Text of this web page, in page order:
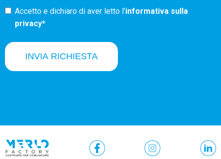
Accetto e dichiaro di aver letto l’informativa sulla
privacy*
INVIA RICHIESTA